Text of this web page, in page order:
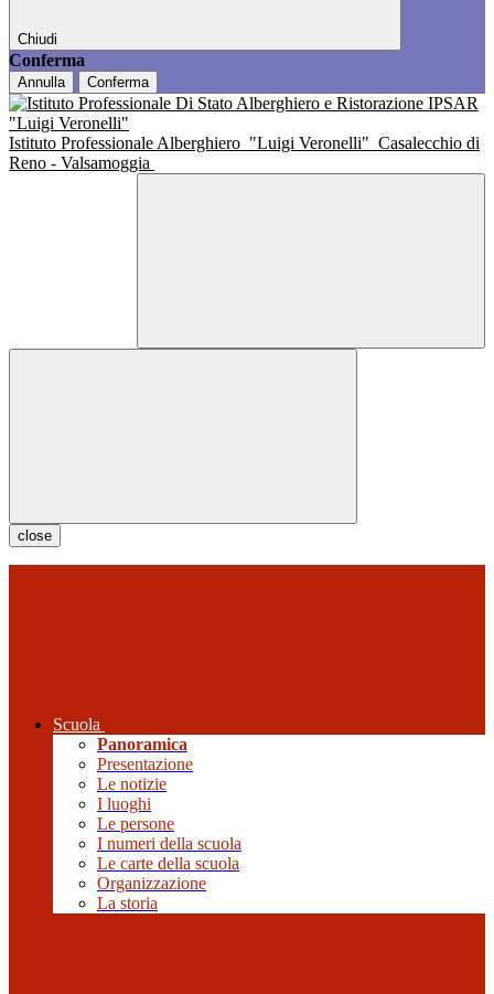
Chiudi
Conferma
Annulla Conferma
Istituto Professionale Alberghiero "Luigi Veronelli" Casalecchio di
Reno - Valsamoggia
close
Scuola
Panoramica
Presentazione
Le notizie
I luoghi
Le persone
I numeri della scuola
Le carte della scuola
Organizzazione
La storia